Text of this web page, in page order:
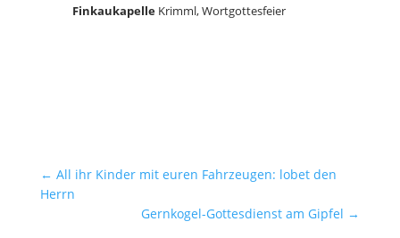
FinkaukapelleKrimml, Wortgottesfeier
← All ihr Kinder mit euren Fahrzeugen: lobet den
Herrn
Gernkogel-Gottesdienst am Gipfel →